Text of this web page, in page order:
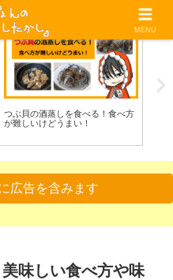
光回線
失敗しない！初心者でもわかる光
回線の選び方とおすすめ5選
広告を含みます
味しい食べ方や味
MENU